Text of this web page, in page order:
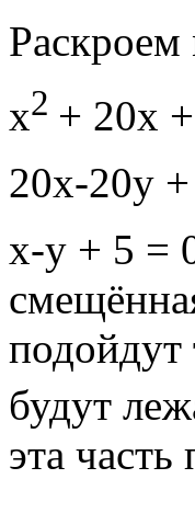
х2 + 20х
20x-20y +
х-у + 5 =
подойдут
будут
эта